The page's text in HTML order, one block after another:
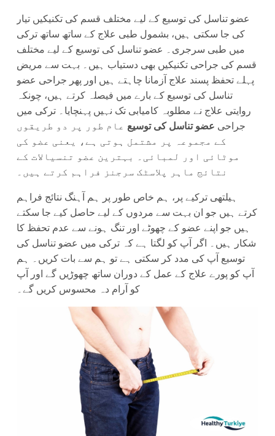
عضو تناسل کی توسیع کے لیے مختلف قسم کی تکنیکیں تیار
کی جا سکتی ہیں، بشمول طبی علاج کے ساتھ ساتھ ترکی
میں طبی سرجری۔ عضو تناسل کی توسیع کے لیے مختلف
قسم کی جراحی تکنیکیں بھی دستیاب ہیں۔ بہت سے مریض
پہلے تحفظ پسند علاج آزمانا چاہتے ہیں اور پھر جراحی عضو
تناسل کی توسیع کے بارے میں فیصلہ کرتے ہیں، چونکہ
روایتی علاج نے مطلوبہ کامیابی تک نہیں پہنچایا۔ ترکی میں
جراحی عضو تناسل کی توسیع عام طور پر دو طریقوں
کے مجموعہ پر مشتمل ہوتی ہے، یعنی عضو کی
موٹائی اور لمبائی۔ بہترین عضو تنسیالات کے
نتائج ماہر پلاسٹک سرجنز فراہم کرتے ہیں۔
ہیلتھی ترکیے پر، ہم خاص طور پر ہم آہنگ نتائج فراہم
کرتے ہیں جو ان بہت سے مردوں کے لیے حاصل کیے جا سکتے
ہیں جو اپنے عضو کے چھوٹے اور تنگ ہونے سے عدم تحفظ کا
شکار ہیں۔ اگر آپ کو لگتا ہے کہ ترکی میں عضو تناسل کی
توسیع آپ کی مدد کر سکتی ہے تو ہم سے بات کریں۔ ہم
آپ کو پورے علاج کے عمل کے دوران ساتھ چھوڑیں گے اور آپ
کو آرام دہ محسوس کریں گے۔